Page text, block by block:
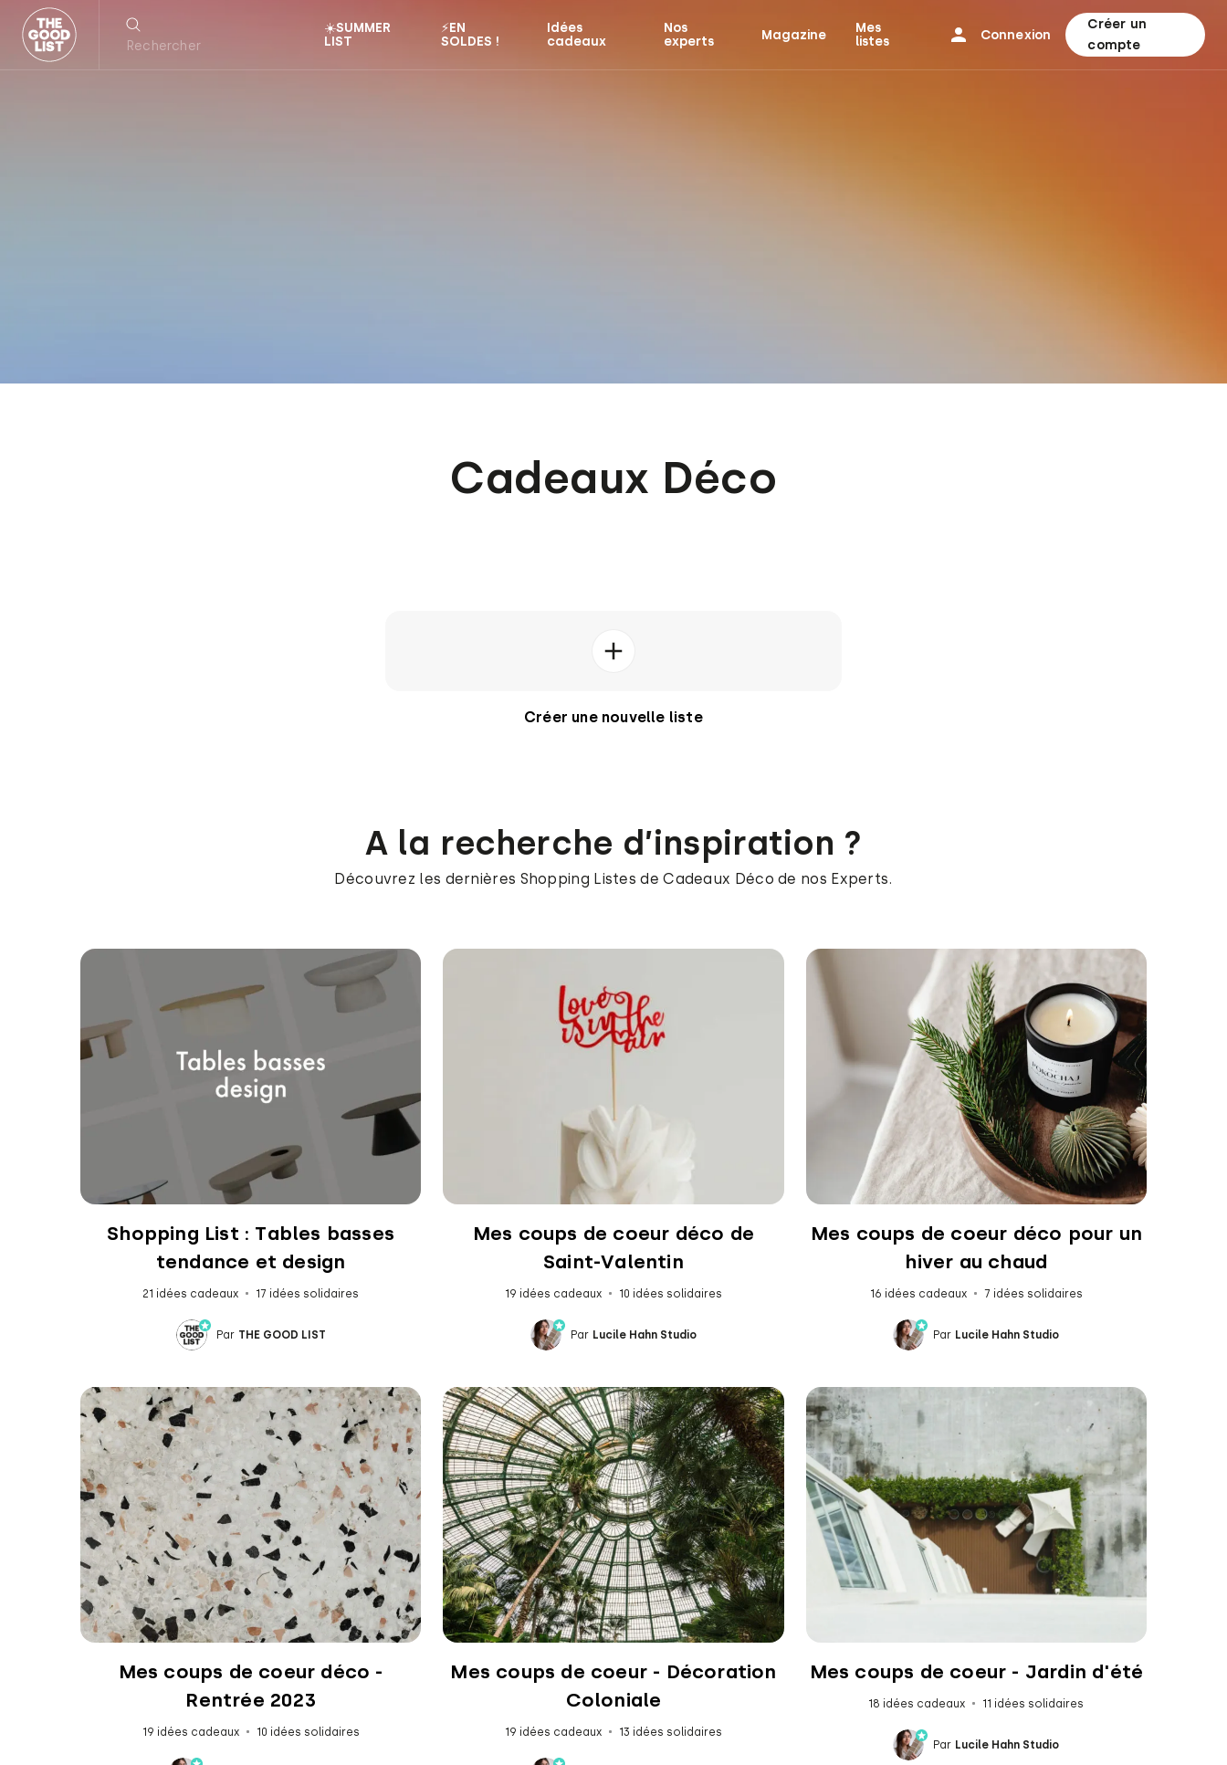
☀️SUMMER
LIST
⚡️EN
SOLDES !
Idées
cadeaux
Nos
experts
Magazine
Mes
listes
Connexion
Créer un
compte
Cadeaux Déco
Créer une nouvelle liste
A la recherche d’inspiration ?
Découvrez les dernières Shopping Listes de Cadeaux Déco de nos Experts.
Shopping List : Tables basses
tendance et design
21 idées cadeaux 17 idées solidaires
Par THE GOOD LIST
Mes coups de coeur déco de
Saint-Valentin
19 idées cadeaux 10 idées solidaires
Par Lucile Hahn Studio
Mes coups de coeur déco pour un
hiver au chaud
16 idées cadeaux 7 idées solidaires
Par Lucile Hahn Studio
Mes coups de coeur déco -
Rentrée 2023
19 idées cadeaux 10 idées solidaires
Mes coups de coeur - Décoration
Coloniale
19 idées cadeaux 13 idées solidaires
Mes coups de coeur - Jardin d'été
18 idées cadeaux 11 idées solidaires
Par Lucile Hahn Studio